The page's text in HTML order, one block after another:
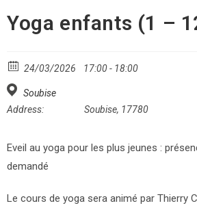
Yoga enfants (1 –
24/03/2026 17:00 - 18:00
Soubise
Address:
Soubise, 17780
Eveil au yoga pour les plus jeunes :
demandé
Le cours de yoga sera animé par Thierry